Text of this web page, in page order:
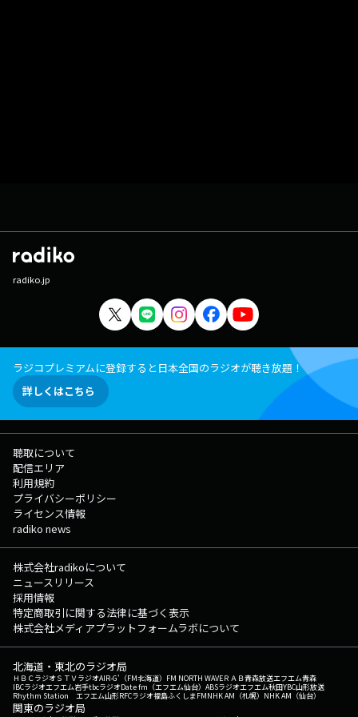
radiko.jp
ラジコプレミアムに登録すると日本全国のラジオが聴き放題！
詳しくはこちら
聴取について
配信エリア
利用規約
プライバシーポリシー
ライセンス情報
radiko news
株式会社radikoについて
ニュースリリース
採用情報
特定商取引に関する法律に基づく表示
株式会社メディアプラットフォームラボについて
北海道・東北のラジオ局
ＨＢＣラジオＳＴＶラジオAIR-G'（FM北海道） FM NORTH WAVEＲＡＢ青森放送エフエム青森
IBCラジオエフエム岩手tbcラジオDate fm（エフエム仙台） ABSラジオエフエム秋田YBC山形放送
Rhythm Station エフエム山形RFCラジオ福島ふくしまFMNHK AM（札幌） NHK AM（仙台）
関東のラジオ局